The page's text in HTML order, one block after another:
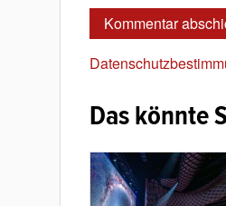
Das könnte